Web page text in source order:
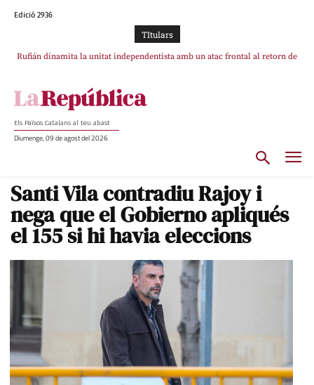
Edició 2936
TItulars
Rufián dinamita la unitat independentista amb un atac frontal al retorn de
Puigdemont reivindica la transparència del seu retorn i manté el pols ferm
Els Països Catalans al teu abast
Diumenge, 09 de agost del 2026
Santi Vila contradiu Rajoy i
nega que el Gobierno apliqués
el 155 si hi havia eleccions